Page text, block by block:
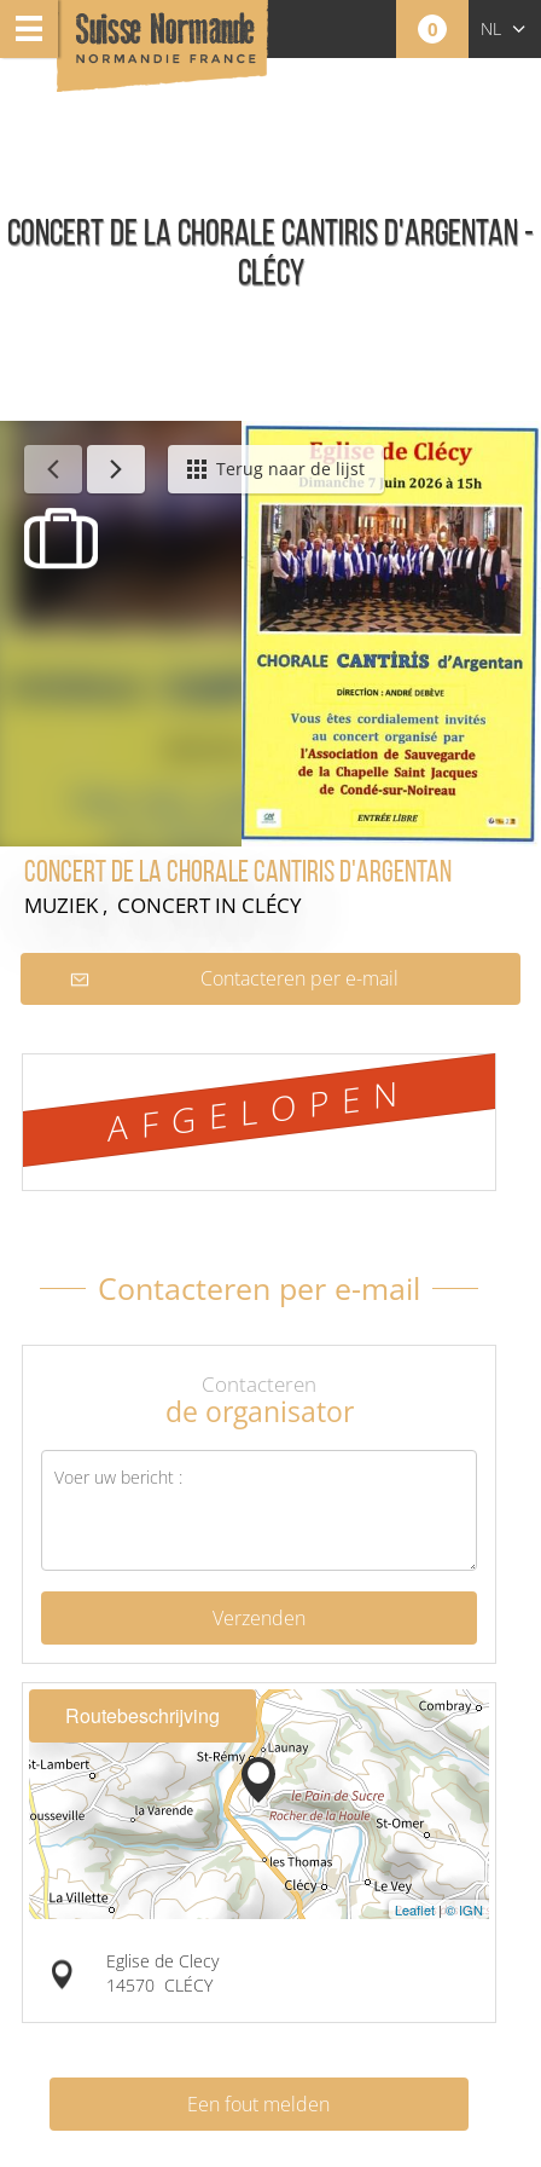
0 NL
CONCERT DE LA CHORALE CANTIRIS D'ARGENTAN -
CLÉCY
Agenda - NederlandsTerug naar de lijst
Concert de la Chorale Cantiris d'Argentan
MUZIEK , CONCERTIN CLÉCY
Contacteren per e-mail
AFGELOPEN
Contacteren per e-mail
Contacteren
de organisator
Verzenden
Routebeschrijving
Leaflet|© IGN
Eglise de Clecy
14570 CLÉCY
Een fout melden